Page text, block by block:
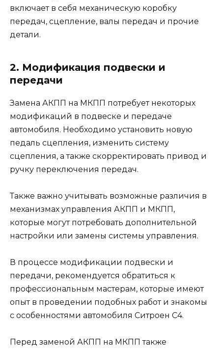
включает в себя механическую коробку
передач, сцепление, валы передач и прочие
детали.
2. Модификация подвески и
передачи
Замена АКПП на МКПП потребует некоторых
модификаций в подвеске и передаче
автомобиля. Необходимо установить новую
педаль сцепления, изменить систему
сцепления, а также скорректировать привод и
ручку переключения передач.
Также важно учитывать возможные различия в
механизмах управления АКПП и МКПП,
которые могут потребовать дополнительной
настройки или замены системы управления.
В процессе модификации подвески и
передачи, рекомендуется обратиться к
профессиональным мастерам, которые имеют
опыт в проведении подобных работ и знакомы
с особенностями автомобиля Ситроен С4.
Перед заменой АКПП на МКПП также